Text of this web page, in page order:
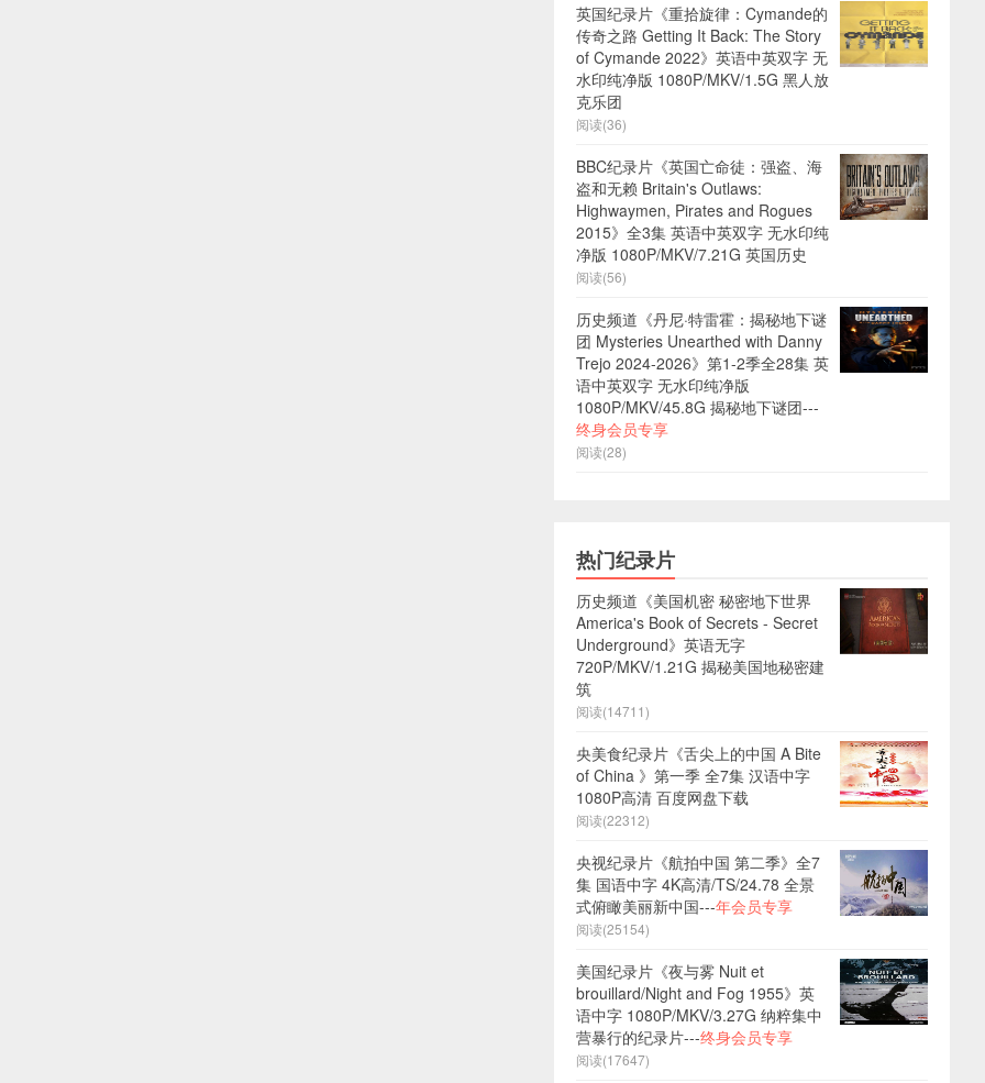
英国纪录片《重拾旋律：Cymande的
传奇之路 Getting It Back: The Story
of Cymande 2022》英语中英双字 无
水印纯净版 1080P/MKV/1.5G 黑人放
克乐团
阅读(36)
BBC纪录片《英国亡命徒：强盗、海
盗和无赖 Britain's Outlaws:
Highwaymen, Pirates and Rogues
2015》全3集 英语中英双字 无水印纯
净版 1080P/MKV/7.21G 英国历史
阅读(56)
历史频道《丹尼·特雷霍：揭秘地下谜
团 Mysteries Unearthed with Danny
Trejo 2024-2026》第1-2季全28集 英
语中英双字 无水印纯净版
1080P/MKV/45.8G 揭秘地下谜团---
终身会员专享
阅读(28)
热门纪录片
历史频道《美国机密 秘密地下世界
America's Book of Secrets - Secret
Underground》英语无字
720P/MKV/1.21G 揭秘美国地秘密建
筑
阅读(14711)
央美食纪录片《舌尖上的中国 A Bite
of China 》第一季 全7集 汉语中字
1080P高清 百度网盘下载
阅读(22312)
央视纪录片《航拍中国 第二季》全7
集 国语中字 4K高清/TS/24.78 全景
式俯瞰美丽新中国---年会员专享
阅读(25154)
美国纪录片《夜与雾 Nuit et
brouillard/Night and Fog 1955》英
语中字 1080P/MKV/3.27G 纳粹集中
营暴行的纪录片---终身会员专享
阅读(17647)